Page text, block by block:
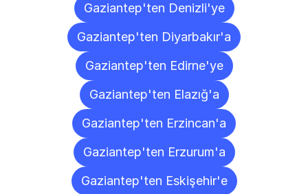
Gaziantep'ten Denizli'ye
Gaziantep'ten Diyarbakır'a
Gaziantep'ten Edirne'ye
Gaziantep'ten Elazığ'a
Gaziantep'ten Erzincan'a
Gaziantep'ten Erzurum'a
Gaziantep'ten Eskişehir'e